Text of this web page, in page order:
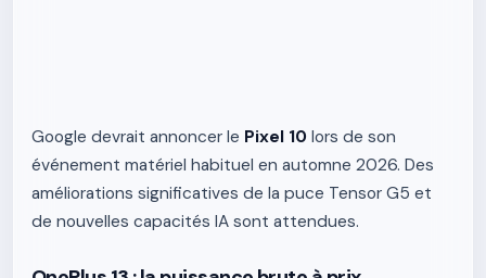
Google devrait annoncer le Pixel 10 lors de son
événement matériel habituel en automne 2026. Des
améliorations significatives de la puce Tensor G5 et
de nouvelles capacités IA sont attendues.